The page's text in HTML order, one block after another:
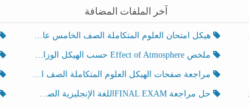
آخر الملفات المضافة
هيكل امتحان العلوم المتكاملة الصف الخامس عام الفصل الدراسي الثالث 2025-2026
ملخص Effect of Atmosphere حسب الهيكل الوزاري العلوم المتكاملة الصف الخامس انسبير الفصل الثالث
مراجعة صفحات الهيكل العلوم المتكاملة الصف الخامس انسبير الفصل الثالث
حل مراجعة FINAL EXAMاللغة الإنجليزية الصف الخامس الفصل الثالث